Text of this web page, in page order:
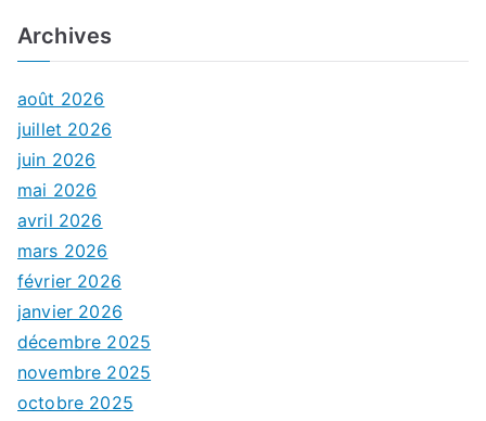
Archives
août 2026
juillet 2026
juin 2026
mai 2026
avril 2026
mars 2026
février 2026
janvier 2026
décembre 2025
novembre 2025
octobre 2025